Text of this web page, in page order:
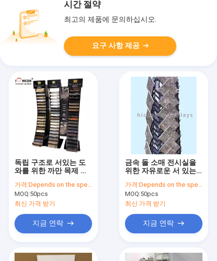
시간 절약
최고의 제품에 문의하십시오.
요구 사항 제공
독립 구조로 서있는 도
와를 위한 까만 목제 금
진열대
가격:Depends on the specification
MOQ:50pcs
최신 가격 받기
지금 연락
금속 돌 소매 전시실을
위한 자유로운 서 있는
와 전시
가격:Depends on the specification
MOQ:50pcs
최신 가격 받기
지금 연락